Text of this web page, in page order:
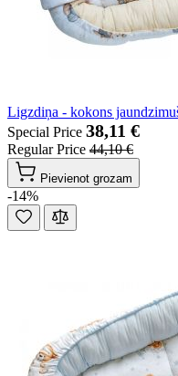
Ligzdiņa - kokons
Special Price 38,11 €
Regular Price 44,10 €
Pievienot grozam
-14%